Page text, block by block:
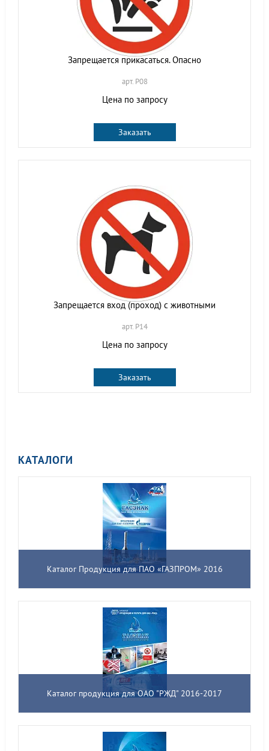
Запрещается прикасаться. Опасно
арт. P08
Цена по запросу
Заказать
Запрещается вход (проход) с животными
арт. P14
Цена по запросу
Заказать
КАТАЛОГИ
Каталог Продукция для ПАО «ГАЗПРОМ» 2016
Каталог продукция для ОАО "РЖД" 2016-2017